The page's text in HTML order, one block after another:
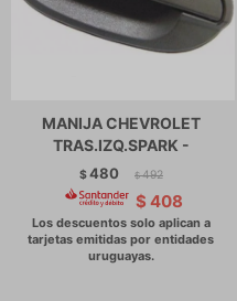
MANIJA CHEVROLET
TRAS.IZQ.SPARK -
$480 $ 492
$ 408